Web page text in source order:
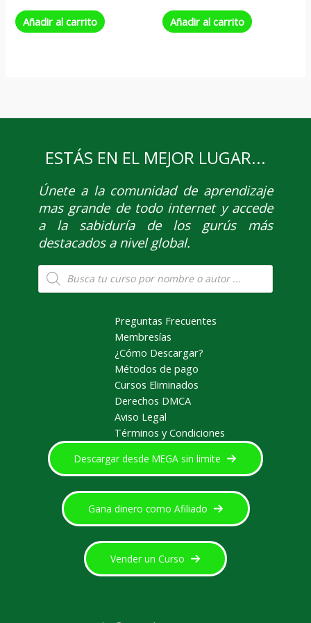
Añadir al carrito Añadir al carrito
ESTÁS EN EL MEJOR LUGAR...
Únetea la comunidad de aprendizaje
mas grande de todo internet y accede
a la sabiduría de los gurús más
destacados a nivel global.
Búsqueda
de
productos
Preguntas Frecuentes
Membresías
¿Cómo Descargar?
Métodos de pago
Cursos Eliminados
Derechos DMCA
Aviso Legal
Términos y Condiciones
Descargar desde MEGA sin limite
Gana dinero como Afiliado
Vender un Curso